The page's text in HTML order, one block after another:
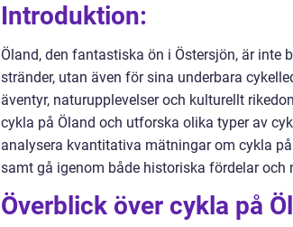
Introduktion:
Öland, den fantastiska ön i Östersjön, är
stränder, utan även för sina underbara
äventyr, naturupplevelser och kulturellt
cykla på Öland och utforska olika typer av
analysera kvantitativa mätningar om cykla
samt gå igenom både historiska fördelar och
Överblick över cykla på